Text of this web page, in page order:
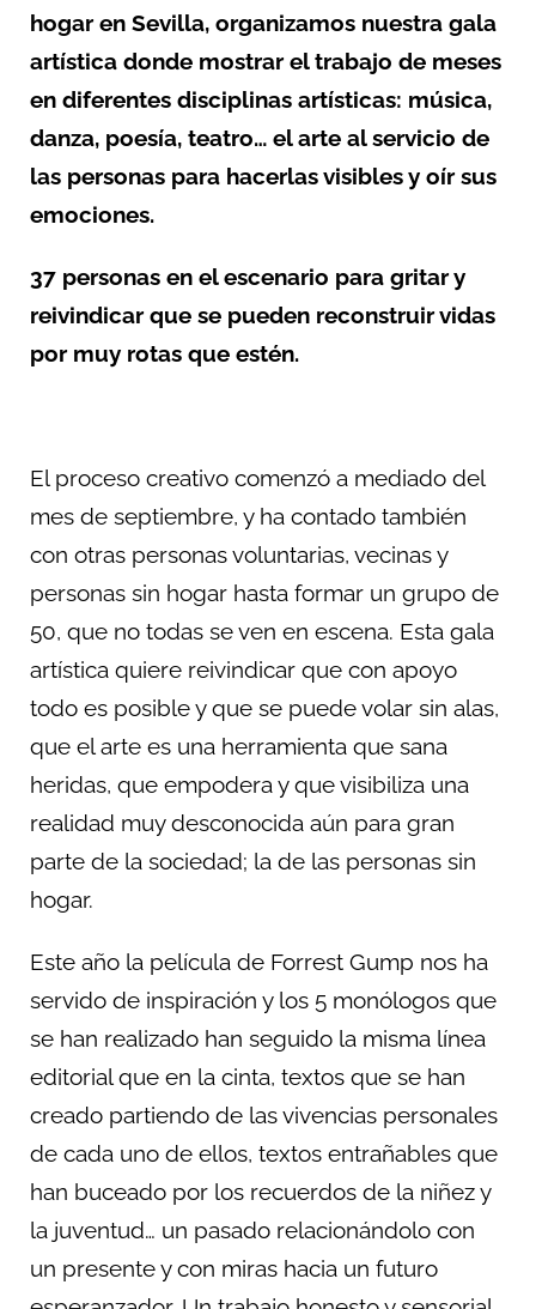
hogar en Sevilla, organizamos nuestra gala
artística donde mostrar el trabajo de meses
en diferentes disciplinas artísticas: música,
danza, poesía, teatro… el arte al servicio de
las personas para hacerlas visibles y oír sus
emociones.
37 personas en el escenario para gritar y
reivindicar que se pueden reconstruir vidas
por muy rotas que estén.
El proceso creativo comenzó a mediado del
mes de septiembre, y ha contado también
con otras personas voluntarias, vecinas y
personas sin hogar hasta formar un grupo de
50, que no todas se ven en escena. Esta gala
artística quiere reivindicar que con apoyo
todo es posible y que se puede volar sin alas,
que el arte es una herramienta que sana
heridas, que empodera y que visibiliza una
realidad muy desconocida aún para gran
parte de la sociedad; la de las personas sin
hogar.
Este año la película de Forrest Gump nos ha
servido de inspiración y los 5 monólogos que
se han realizado han seguido la misma línea
editorial que en la cinta, textos que se han
creado partiendo de las vivencias personales
de cada uno de ellos, textos entrañables que
han buceado por los recuerdos de la niñez y
la juventud… un pasado relacionándolo con
un presente y con miras hacia un futuro